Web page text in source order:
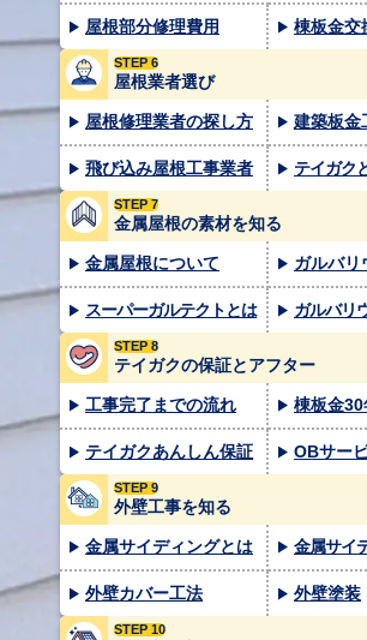
屋根部分修理費用 棟板金交
STEP 6
屋根業者選び
屋根修理業者の探し方 建築板金
飛び込み屋根工事業者 テイガク
STEP 7
金属屋根の素材を知る
金属屋根について ガルバリ
スーパーガルテクトとは ガルバリ
STEP 8
テイガクの保証とアフター
工事完了までの流れ 棟板金
テイガクあんしん保証 OBサー
STEP 9
外壁工事を知る
金属サイディングとは 金属サイ
外壁カバー工法 外壁塗装
STEP 10